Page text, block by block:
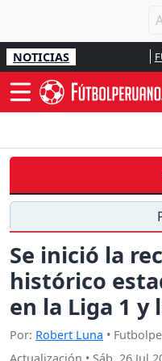
NOTICIAS
Se inició la
histórico
en la Liga 1 y
Por: Robert Luna •